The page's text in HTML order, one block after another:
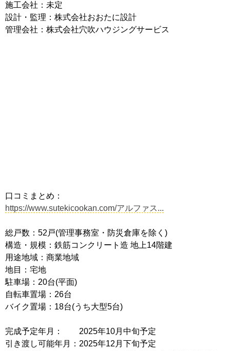
施工会社：未定
設計・監理：株式会社おおたに設計
管理会社：株式会社穴吹ハウジングサービス
口コミまとめ：
https://www.sutekicookan.com/アルファス...
総戸数：52戸(管理事務室・防災倉庫を除く)
構造・規模：鉄筋コンクリート造 地上14階建
用途地域：商業地域
地目：宅地
駐車場：20台(平面)
自転車置場：26台
バイク置場：18台(うち大型5台)
完成予定年月： 2025年10月中旬予定
引き渡し可能年月：2025年12月下旬予定